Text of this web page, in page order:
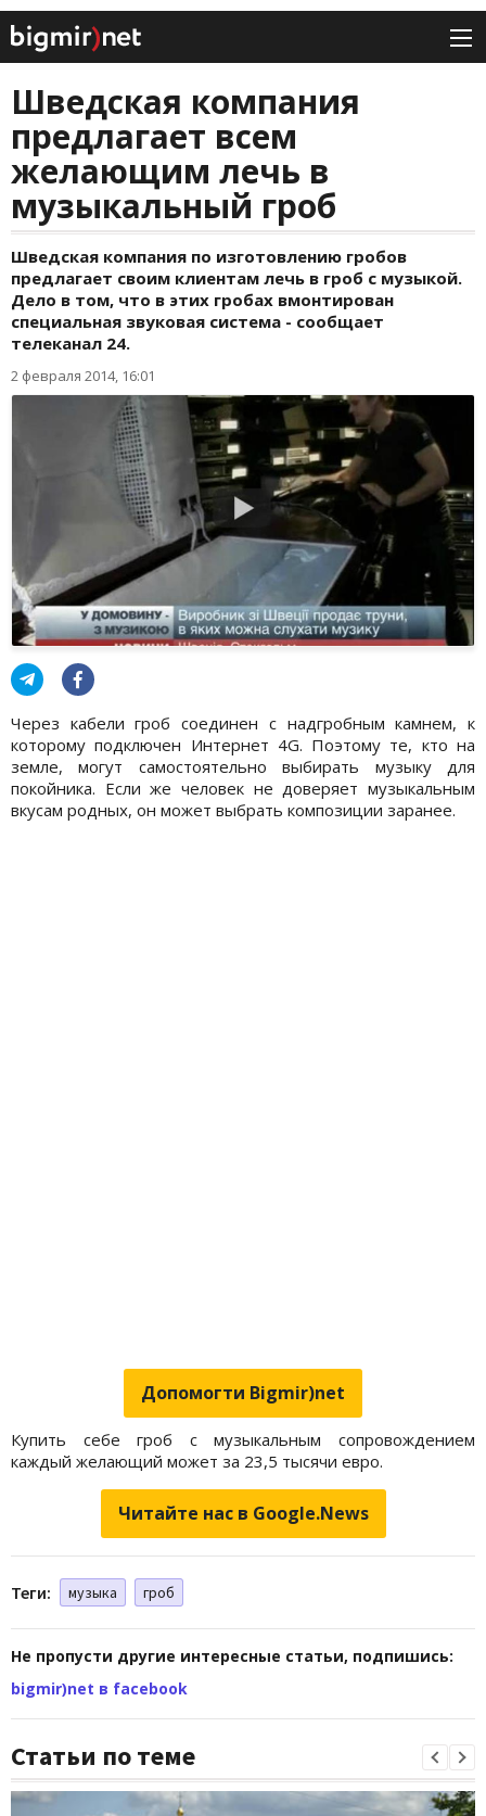
Шведская компания
предлагает всем
желающим лечь в
музыкальный гроб
Шведская компания по изготовлению гробов
предлагает своим клиентам лечь в гроб с музыкой.
Дело в том, что в этих гробах вмонтирован
специальная звуковая система - сообщает
телеканал 24.
2 февраля 2014, 16:01
Через кабели гроб соединен с надгробным камнем, к
которому подключен Интернет 4G. Поэтому те, кто на
земле, могут самостоятельно выбирать музыку для
покойника. Если же человек не доверяет музыкальным
вкусам родных, он может выбрать композиции заранее.
Допомогти Bigmir)net
Купить себе гроб с музыкальным сопровождением
каждый желающий может за 23,5 тысячи евро.
Читайте нас в Google.News
Теги: музыка гроб
Не пропусти другие интересные статьи, подпишись:
bigmir)net в facebook
Статьи по теме